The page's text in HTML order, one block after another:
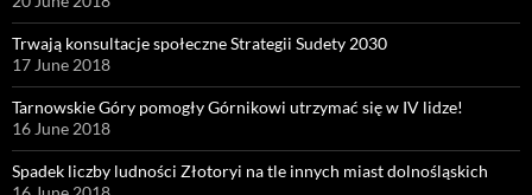
Trwają konsultacje społeczne Strategii Sudety 2030
17 June 2018
Tarnowskie Góry pomogły Górnikowi utrzymać się w IV lidze!
16 June 2018
Spadek liczby ludności Złotoryi na tle innych miast dolnośląskich